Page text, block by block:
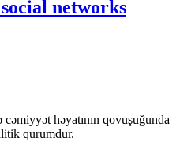
networks
həyatının qovuşuğunda
qurumdur.